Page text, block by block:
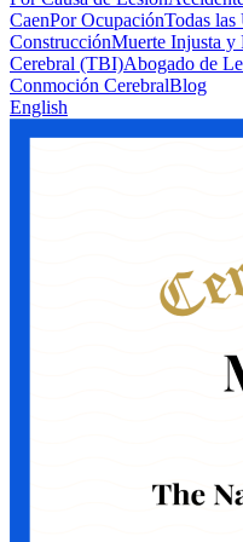
CaenPor OcupaciónTodas las
ConstrucciónMuerte Injusta y
Cerebral (TBI)Abogado de
Conmoción CerebralBlog
English